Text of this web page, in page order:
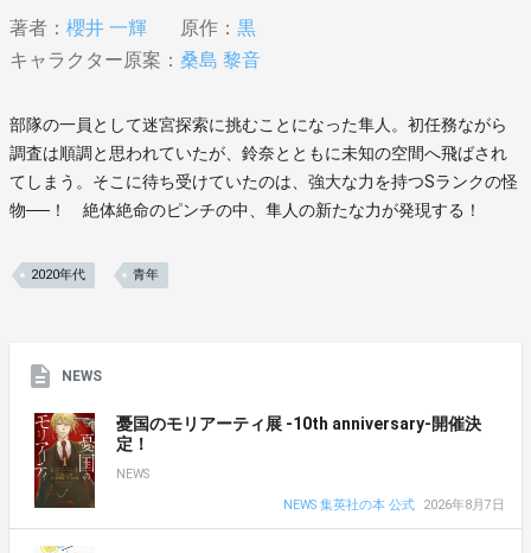
著者： 櫻井 一輝 原作： 黒
キャラクター原案： 桑島 黎音
部隊の一員として迷宮探索に挑むことになった隼人。初任務ながら
調査は順調と思われていたが、鈴奈とともに未知の空間へ飛ばされ
てしまう。そこに待ち受けていたのは、強大な力を持つSランクの怪
物──！ 絶体絶命のピンチの中、隼人の新たな力が発現する！
2020年代 青年
NEWS
憂国のモリアーティ展 -10th anniversary-開催決
定！
NEWS
NEWS 集英社の本 公式
2026年8月7日